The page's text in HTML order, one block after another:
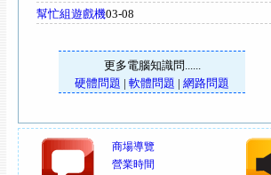
幫忙組遊戲機03-08
更多電腦知識問......
硬體問題 | 軟體問題 | 網路問題
商場導覽
營業時間